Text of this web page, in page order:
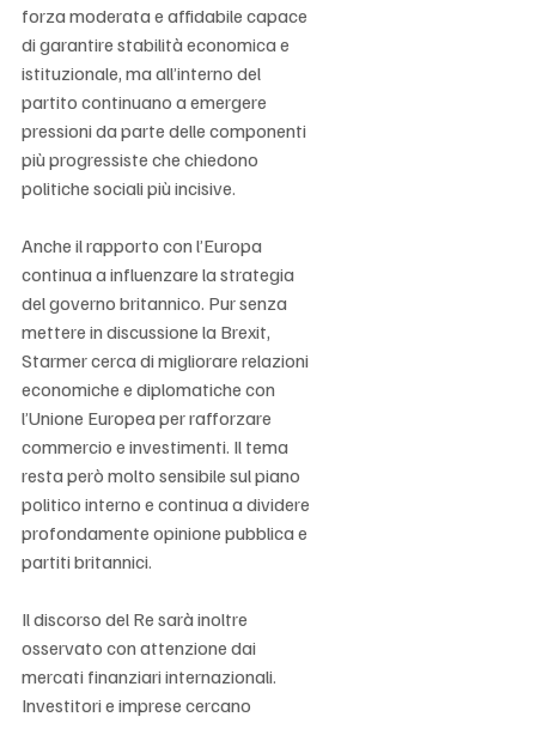
forza moderata e affidabile capace
di garantire stabilità economica e
istituzionale, ma all’interno del
partito continuano a emergere
pressioni da parte delle componenti
più progressiste che chiedono
politiche sociali più incisive.
Anche il rapporto con l’Europa
continua a influenzare la strategia
del governo britannico. Pur senza
mettere in discussione la Brexit,
Starmer cerca di migliorare relazioni
economiche e diplomatiche con
l’Unione Europea per rafforzare
commercio e investimenti. Il tema
resta però molto sensibile sul piano
politico interno e continua a dividere
profondamente opinione pubblica e
partiti britannici.
Il discorso del Re sarà inoltre
osservato con attenzione dai
mercati finanziari internazionali.
Investitori e imprese cercano